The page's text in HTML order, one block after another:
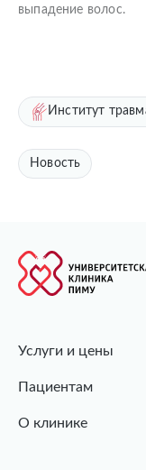
выпадение волос.
Институт
Новость
Услуги и цены
Пациентам
О клинике